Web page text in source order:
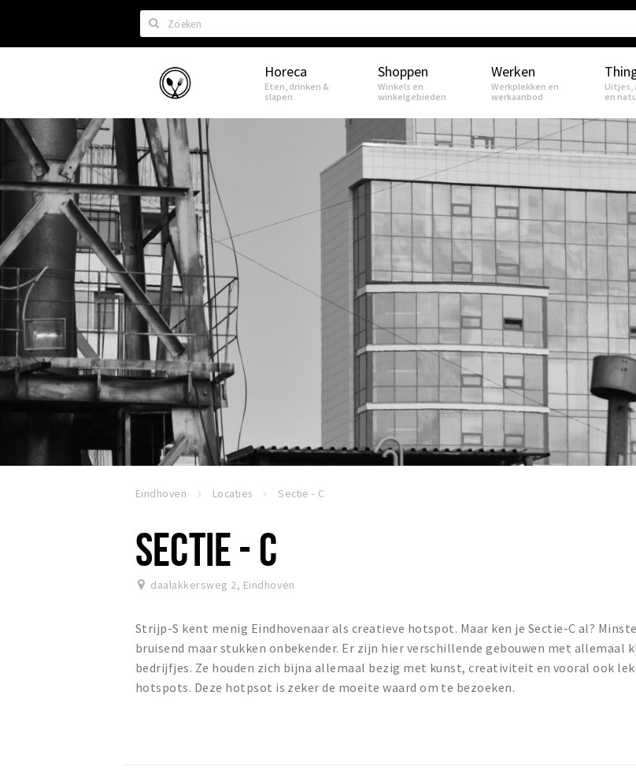
Zoeken
Eindhoven Horeca
Eten, drinken &
slapen
Shoppen
Winkels en
winkelgebieden
Werken
Werkplekken en
werkaanbod
en
Eindhoven Locaties Sectie - C
SECTIE - C
daalakkersweg 2, Eindhoven
Strijp-S kent menig Eindhovenaar als creatieve hotspot. Maar ken je Sectie-C al?
bruisend maar stukken onbekender. Er zijn hier verschillende gebouwen met allemaal
bedrijfjes. Ze houden zich bijna allemaal bezig met kunst, creativiteit en vooral ook
hotspots. Deze hotpsot is zeker de moeite waard om te bezoeken.